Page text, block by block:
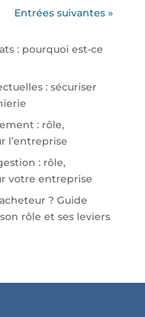
Entrées suivantes »
: pourquoi est-ce
: sécuriser
: rôle,
l’entreprise
: rôle,
votre entreprise
? Guide
rôle et ses leviers